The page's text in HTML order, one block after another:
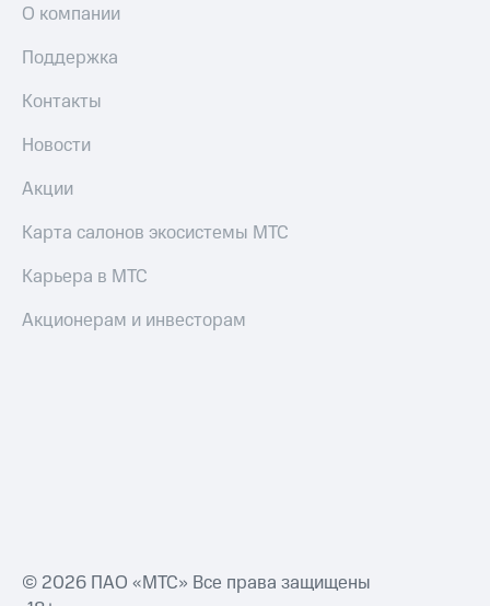
О компании
Поддержка
Контакты
Новости
Акции
Карта салонов экосистемы МТС
Карьера в МТС
Акционерам и инвесторам
© 2026 ПАО «МТС» Все права защищены